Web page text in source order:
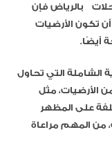
بالرياض فإن
تكون الأرضيات
أيضًا.
الشاملة التي تحاول
الأرضيات، مثل
على المظهر
من المهم مراعاة